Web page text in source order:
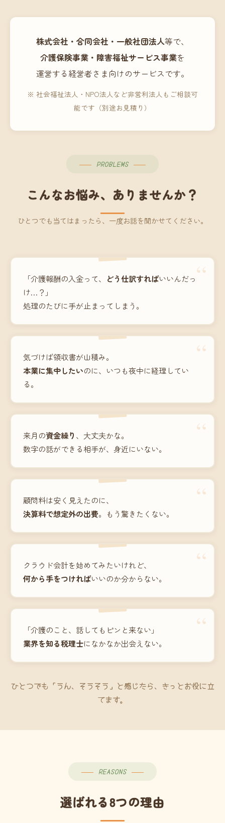
株式会社・合同会社・一般社団法人等で、
介護保険事業・障害福祉サービス事業を
運営する経営者さま向けのサービスです。
※ 社会福祉法人・NPO法人など非営利法人もご相談可
能です（別途お見積り）
PROBLEMS
こんなお悩み、ありませんか？
ひとつでも当てはまったら、一度お話を聞かせてください。
“
「介護報酬の入金って、 どう仕訳すればいいんだっ
け…？」
処理のたびに手が止まってしまう。
“
気づけば領収書が山積み。
本業に集中したいのに、いつも夜中に経理してい
る。
“
来月の資金繰り 、大丈夫かな。
数字の話ができる相手が、身近にいない。
“
顧問料は安く見えたのに、
決算料で想定外の出費。もう驚きたくない。
“
クラウド会計を始めてみたいけれど、
何から手をつければいいのか分からない。
“
「介護のこと、話してもピンと来ない」
業界を知る税理士になかなか出会えない。
ひとつでも「うん、そうそう」と感じたら、きっとお役に立
てます。
REASONS
選ばれる8つの理由